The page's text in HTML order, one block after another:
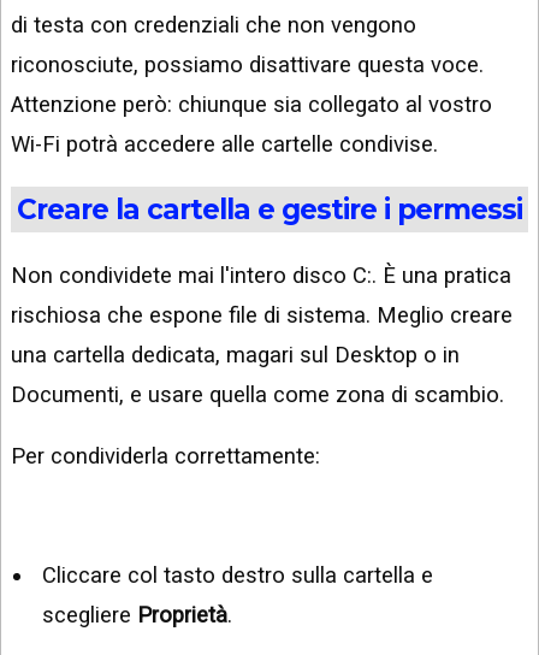
di testa con credenziali che non vengono
riconosciute, possiamo disattivare questa voce.
Attenzione però: chiunque sia collegato al vostro
Wi-Fi potrà accedere alle cartelle condivise.
Creare la cartella e gestire i permessi
Non condividete mai l'intero disco C:. È una pratica
rischiosa che espone file di sistema. Meglio creare
una cartella dedicata, magari sul Desktop o in
Documenti, e usare quella come zona di scambio.
Per condividerla correttamente:
Cliccare col tasto destro sulla cartella e
scegliere Proprietà.